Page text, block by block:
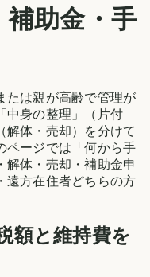
助金・手
たは親が高齢で管理が
中身の整理」（片付
解体・売却）を分けて
ページでは「何から手
解体・売却・補助金申
遠方在住者どちらの方
額と維持費を